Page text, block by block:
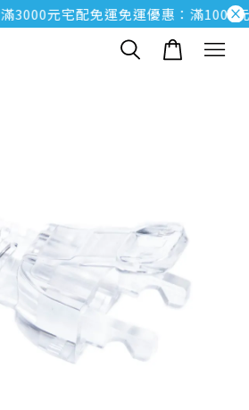
3000元宅配免運免運優惠：滿1000元